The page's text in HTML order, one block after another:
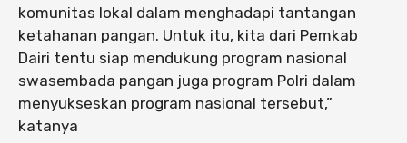
komunitas lokal dalam menghadapi tantangan
ketahanan pangan. Untuk itu, kita dari Pemkab
Dairi tentu siap mendukung program nasional
swasembada pangan juga program Polri dalam
menyukseskan program nasional tersebut,”
katanya